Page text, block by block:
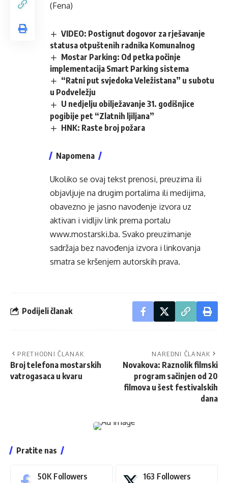
(Fena)
VIDEO: Postignut dogovor za rješavanje
statusa otpuštenih radnika Komunalnog
Mostar Parking: Od petka počinje
implementacija Smart Parking sistema
“Ratni put svjedoka Veležistana” u subotu
u Podveležju
U nedjelju obilježavanje 31. godišnjice
pogibije pet “Zlatnih ljiljana”
HNK: Raste broj požara
Napomena
Ukoliko se ovaj tekst prenosi, preuzima ili
objavljuje na drugim portalima ili medijima,
obavezno je jasno navođenje izvora uz
aktivan i vidljiv link prema portalu
www.mostarski.ba. Svako preuzimanje
sadržaja bez navođenja izvora i linkovanja
smatra se kršenjem autorskih prava.
Podijeli članak
PRETHODNI ČLANAK
Broj telefona mostarskih
vatrogasaca u kvaru
NAREDNI ČLANAK
Novakova: Raznolik filmski
program sačinjen od 20
filmova u šest festivalskih
dana
Pratite nas
50K Followers 163 Followers